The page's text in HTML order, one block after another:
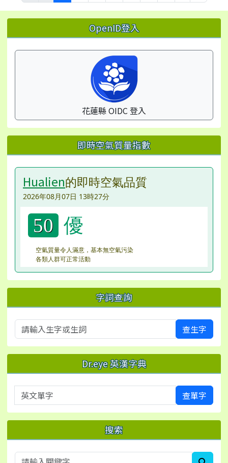
左邊區域內容 OpenID登入
花蓮縣 OIDC 登入
即時空氣質量指數
Hualien的即時空氣品質
2026年08月07日 13時27分
50 優
空氣質量令人滿意，基本無空氣污染
各類人群可正常活動
字詞查詢
查生字
Dr.eye 英漢字典
英文單字 查單字
搜索